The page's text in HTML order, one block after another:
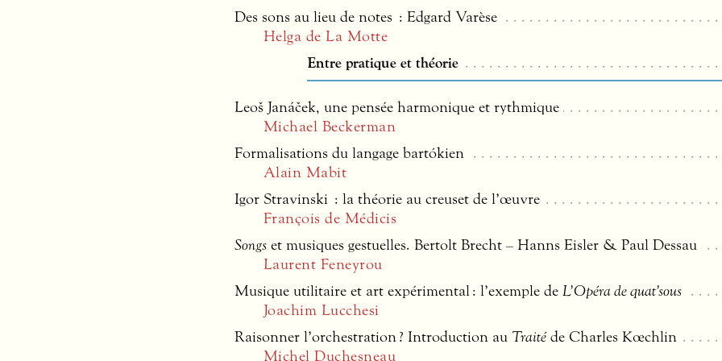
Des sons au lieu de notes : Edgard Varèse
Helga de La Motte
Entre pratique et théorie
Leoš Janáček, une pensée harmonique et rythmique
Michael Beckerman
Formalisations du langage bartókien
Alain Mabit
Igor Stravinski : la théorie au creuset de l’œuvre
François de Médicis
Songs et musiques gestuelles. Bertolt Brecht – Hanns Eisler & Paul Dessau
Laurent Feneyrou
Musique utilitaire et art expérimental : l’exemple de L’Opéra de quat’sous
Joachim Lucchesi
Raisonner l’orchestration ? Introduction au Traitéde Charles Kœchlin
Michel Duchesneau